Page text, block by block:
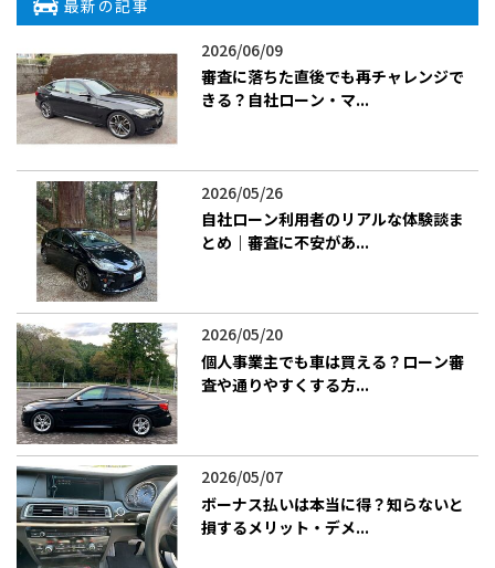
最新の記事
2026/06/09
審査に落ちた直後でも再チャレンジで
きる？自社ローン・マ...
2026/05/26
自社ローン利用者のリアルな体験談ま
とめ｜審査に不安があ...
2026/05/20
個人事業主でも車は買える？ローン審
査や通りやすくする方...
2026/05/07
ボーナス払いは本当に得？知らないと
損するメリット・デメ...